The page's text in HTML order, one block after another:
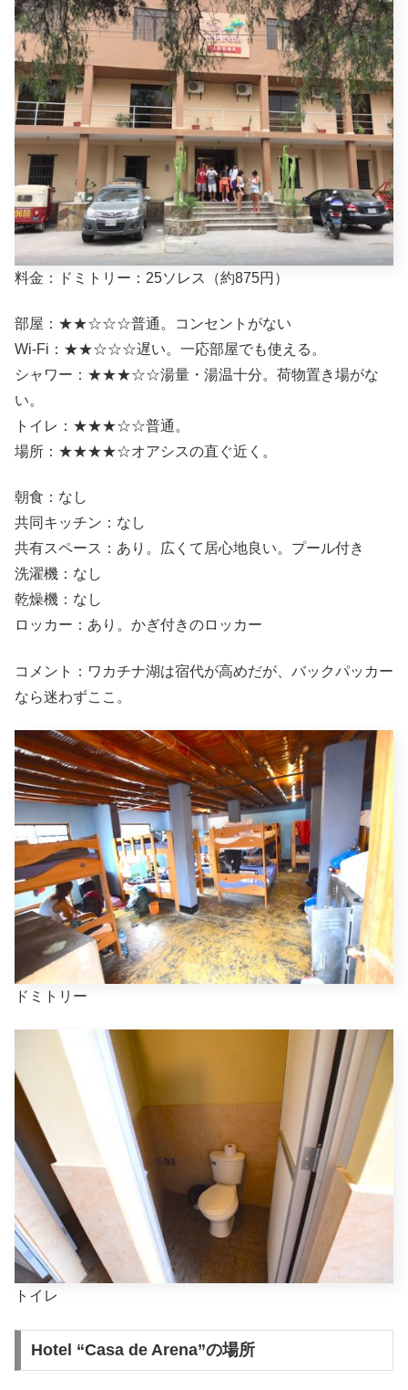
料金：ドミトリー：25ソレス（約875円）
部屋：★★☆☆☆普通。コンセントがない
Wi-Fi：★★☆☆☆遅い。一応部屋でも使える。
シャワー：★★★☆☆湯量・湯温十分。荷物置き場がな
い。
トイレ：★★★☆☆普通。
場所：★★★★☆オアシスの直ぐ近く。
朝食：なし
共同キッチン：なし
共有スペース：あり。広くて居心地良い。プール付き
洗濯機：なし
乾燥機：なし
ロッカー：あり。かぎ付きのロッカー
コメント：ワカチナ湖は宿代が高めだが、バックパッカー
なら迷わずここ。
ドミトリー
トイレ
Hotel “Casa de Arena”の場所